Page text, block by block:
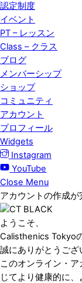
認定制度
イベント
PT – レッスン
Class – クラス
ブログ
メンバーシップ
ショップ
コミュニティ
アカウント
プロフィール
Widgets
Instagram
YouTube
Close Menu
アカウントの作成が
ようこそ、
Calisthenics Tokyo
誠にありがとうござ
このオンライン・
じてより健康的に